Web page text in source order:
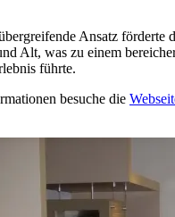
Ansatz förderte
Alt, was zu einem
führte.
besuche die